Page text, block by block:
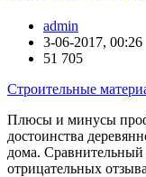
admin
3-06-2017, 00:26
51 705
Строительные
Плюсы и минусы
достоинства
дома.
отрицательных